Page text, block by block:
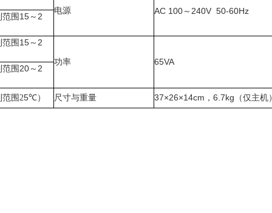
电源 AC 100～240V 50-60Hz
围 15～2
围 15～2
功率 65VA
围 20～2
围25℃） 尺寸与重量 37×26×14cm，6.7kg （仅主机